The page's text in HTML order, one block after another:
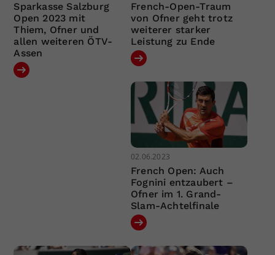
Sparkasse Salzburg
Open 2023 mit
Thiem, Ofner und
allen weiteren ÖTV-
Assen
French-Open-Traum
von Ofner geht trotz
weiterer starker
Leistung zu Ende
02.06.2023
French Open: Auch
Fognini entzaubert –
Ofner im 1. Grand-
Slam-Achtelfinale